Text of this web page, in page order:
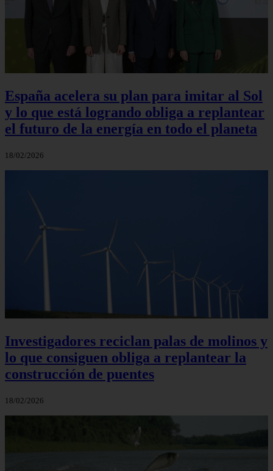
España acelera su plan para imitar al Sol
y lo que está logrando obliga a replantear
el futuro de la energía en todo el planeta
18/02/2026
Investigadores reciclan palas de molinos y
lo que consiguen obliga a replantear la
construcción de puentes
18/02/2026